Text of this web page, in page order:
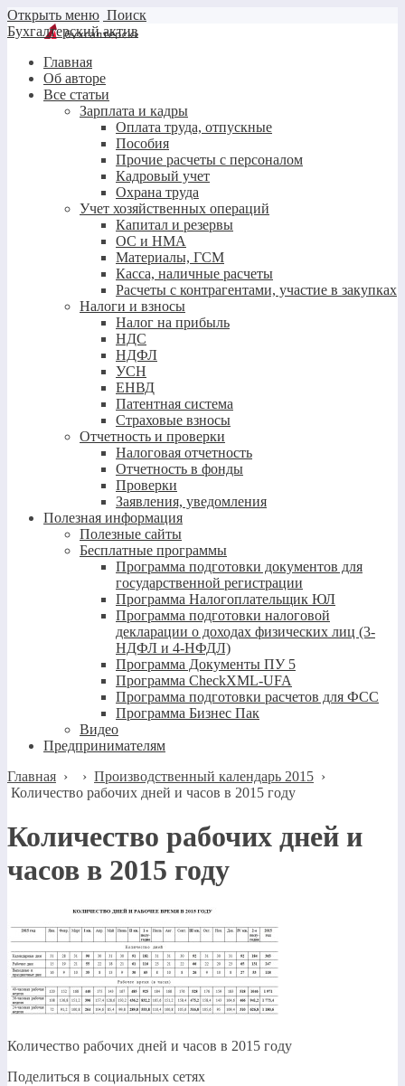
Открыть меню Поиск
Бухгалтерский актив
Главная
Об авторе
Все статьи
Зарплата и кадры
Оплата труда, отпускные
Пособия
Прочие расчеты с персоналом
Кадровый учет
Охрана труда
Учет хозяйственных операций
Капитал и резервы
ОС и НМА
Материалы, ГСМ
Касса, наличные расчеты
Расчеты с контрагентами, участие в закупках
Налоги и взносы
Налог на прибыль
НДС
НДФЛ
УСН
ЕНВД
Патентная система
Страховые взносы
Отчетность и проверки
Налоговая отчетность
Отчетность в фонды
Проверки
Заявления, уведомления
Полезная информация
Полезные сайты
Бесплатные программы
Программа подготовки документов для
государственной регистрации
Программа Налогоплательщик ЮЛ
Программа подготовки налоговой
декларации о доходах физических лиц (3-
НДФЛ и 4-НФДЛ)
Программа Документы ПУ 5
Программа CheckXML-UFA
Программа подготовки расчетов для ФСС
Программа Бизнес Пак
Видео
Предпринимателям
Главная › › Производственный календарь 2015 ›
Количество рабочих дней и часов в 2015 году
Количество рабочих дней и
часов в 2015 году
Количество рабочих дней и часов в 2015 году
Поделиться в социальных сетях